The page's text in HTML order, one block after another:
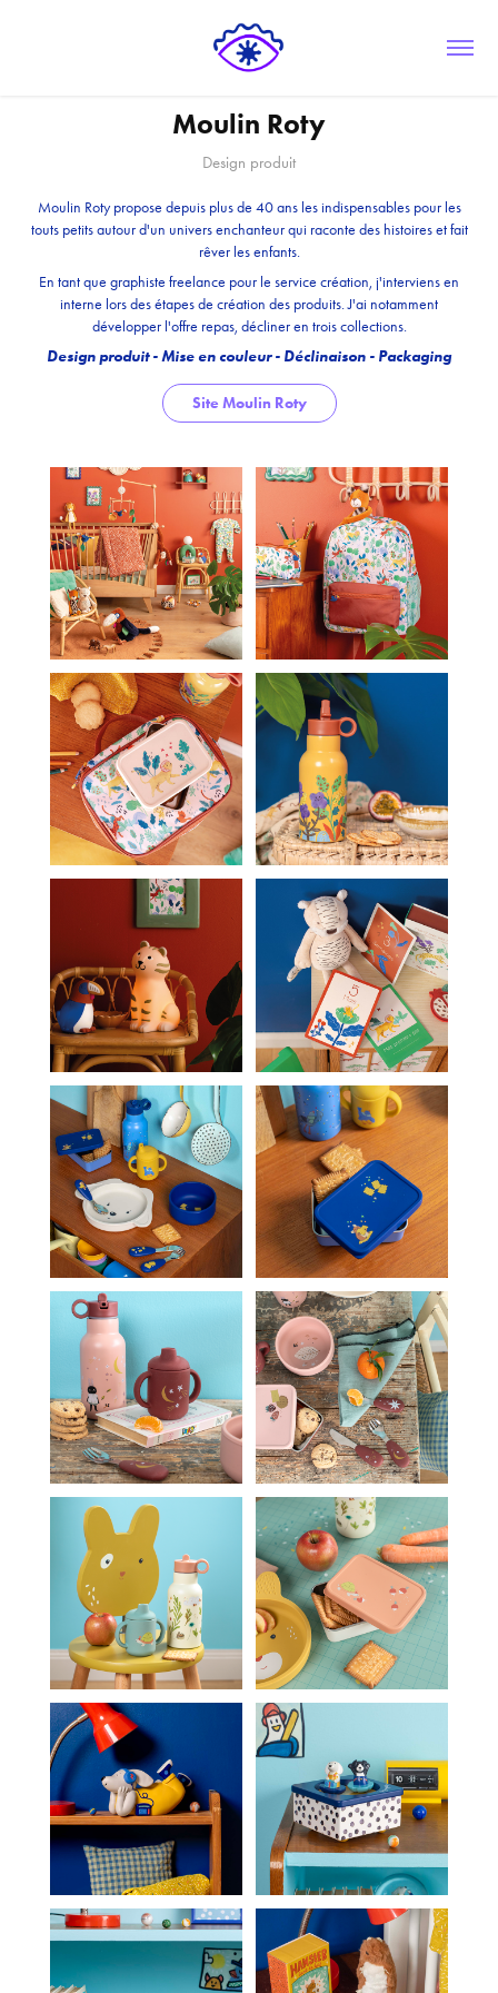
Moulin Roty
Design produit
Moulin Roty propose depuis plus de 40 ans les indispensables pour les
touts petitsautour d'un univers enchanteurqui raconte des histoires et fait
rêver les enfants.
En tant que graphiste freelance pour le service création, j'interviensen
interne lors des étapes de création des produits. J'ai notamment
développer l'offre repas, décliner en trois collections.
Design produit - Mise en couleur - Déclinaison - Packaging
Site Moulin Roty